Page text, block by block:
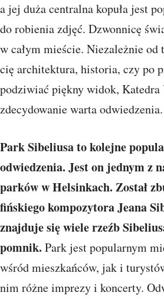
a jej duża centralna kopuła jest
do robienia zdjęć. Dzwonnicę
w całym mieście. Niezależnie od
cię architektura, historia, czy po
podziwiać piękny widok, Katedra
zdecydowanie warta odwiedzenia.
Park Sibeliusa to kolejne
odwiedzenia. Jest on jednym z
parków w Helsinkach. Został
fińskiego kompozytora Jeana
znajduje się wiele rzeźb
pomnik. Park jest popularnym
wśród mieszkańców, jak i
nim różne imprezy i koncerty.